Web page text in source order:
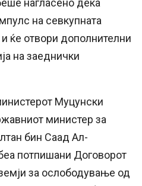
на севкупната
ќе отвори дополнителни
на заеднички
Муцунски
министер за
бин Саад Ал-
потпишани Договорот
за ослободување од